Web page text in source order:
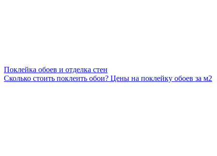
Поклейка обоев и отделка стен
Сколько стоить поклеить обои? Цены на поклейку обоев за м2